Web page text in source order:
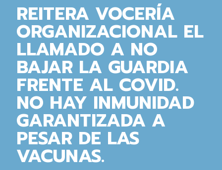
REITERA VOCERÍA
ORGANIZACIONAL EL
LLAMADO A NO
BAJAR LA GUARDIA
FRENTE AL COVID.
NO HAY INMUNIDAD
GARANTIZADA A
PESAR DE LAS
VACUNAS.